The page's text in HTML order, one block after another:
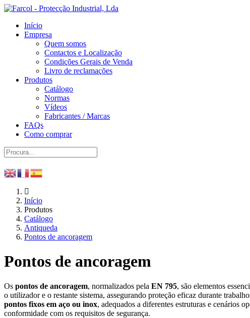
Início
Empresa
Quem somos
Contactos e Localização
Condições Gerais de Venda
Livro de reclamações
Produtos
Catálogo
Normas
Vídeos
Fabricantes / Marcas
FAQs
Como comprar
Início
Produtos
Catálogo
Antiqueda
Pontos de ancoragem
Pontos de ancoragem
Os pontos de ancoragem, normalizados pela EN 795, são elementos
o utilizador e o restante sistema, assegurando proteção eficaz durante
pontos fixos em aço ou inox, adequados a diferentes estruturas e cenários
conformidade com os requisitos de segurança.